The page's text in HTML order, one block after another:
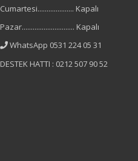
Cumartesi.................... Kapalı
Pazar............................. Kapalı
WhatsApp 0531 224 05 31
DESTEK HATTI : 0212 507 90 52